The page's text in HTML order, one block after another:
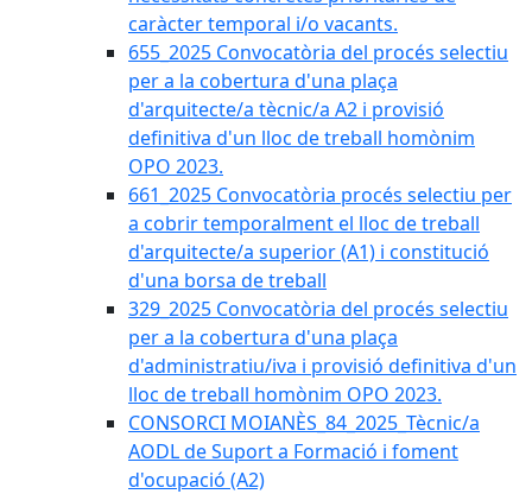
caràcter temporal i/o vacants.
655_2025 Convocatòria del procés selectiu
per a la cobertura d'una plaça
d'arquitecte/a tècnic/a A2 i provisió
definitiva d'un lloc de treball homònim
OPO 2023.
661_2025 Convocatòria procés selectiu per
a cobrir temporalment el lloc de treball
d'arquitecte/a superior (A1) i constitució
d'una borsa de treball
329_2025 Convocatòria del procés selectiu
per a la cobertura d'una plaça
d'administratiu/iva i provisió definitiva d'un
lloc de treball homònim OPO 2023.
CONSORCI MOIANÈS_84_2025_Tècnic/a
AODL de Suport a Formació i foment
d'ocupació (A2)